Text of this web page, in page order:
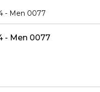
- Men 0077